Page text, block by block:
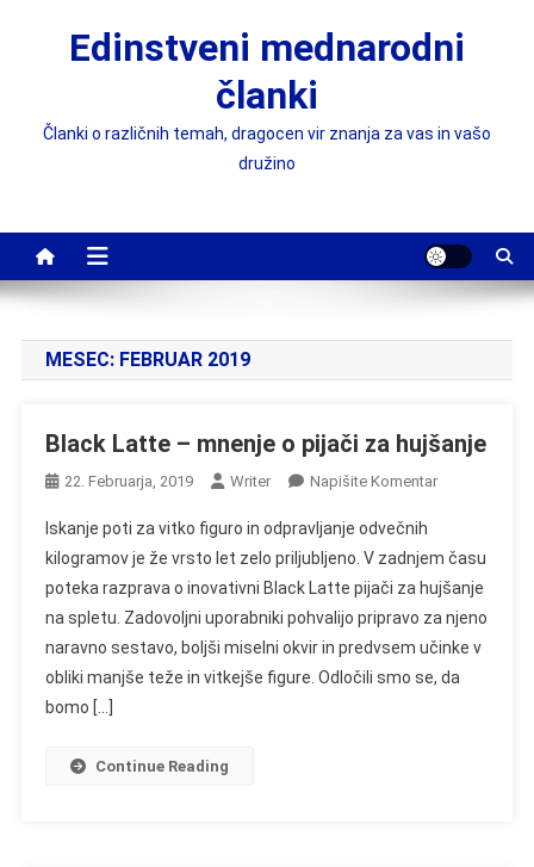
Edinstveni mednarodni
članki
Članki o različnih temah, dragocen vir znanja za vas in vašo
družino
MESEC: FEBRUAR 2019
Black Latte – mnenje o pijači za hujšanje
22. Februarja, 2019 Writer Napišite KomentarOn
–
Mnenje
O
Pijači
Za
Iskanje poti za vitko figuro in odpravljanje odvečnih
kilogramov je že vrsto let zelo priljubljeno. V zadnjem času
poteka razprava o inovativni Black Latte pijači za hujšanje
na spletu. Zadovoljni uporabniki pohvalijo pripravo za njeno
naravno sestavo, boljši miselni okvir in predvsem učinke v
obliki manjše teže in vitkejše figure. Odločili smo se, da
bomo […]
Continue Reading